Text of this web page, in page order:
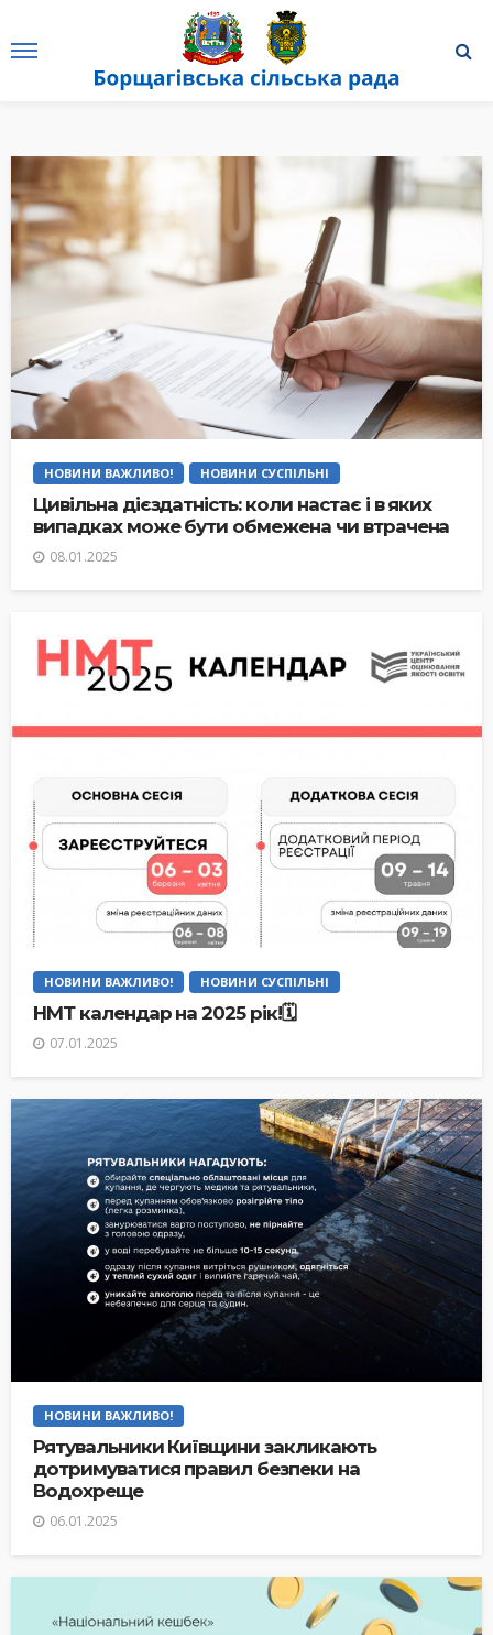
НОВИНИ ВАЖЛИВО! НОВИНИ СУСПІЛЬНІ
Цивільна дієздатність: коли настає і в яких
випадках може бути обмежена чи втрачена
08.01.2025
НОВИНИ ВАЖЛИВО! НОВИНИ СУСПІЛЬНІ
НМТ календар на 2025 рік!🗓
07.01.2025
НОВИНИ ВАЖЛИВО!
Рятувальники Київщини закликають
дотримуватися правил безпеки на
Водохреще
06.01.2025